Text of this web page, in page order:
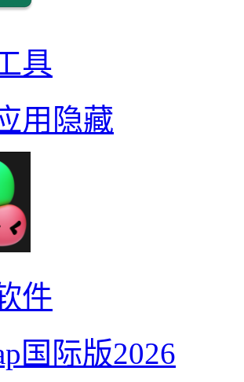
具
用隐藏
件
国际版2026